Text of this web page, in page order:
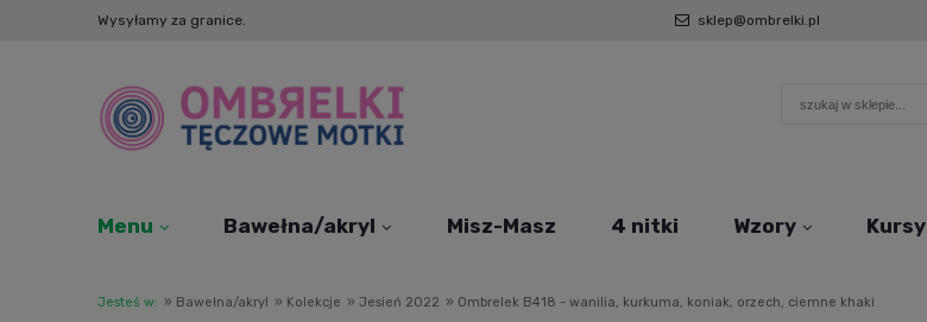
Wysyłamy za granice. sklep@ombrelki.pl
Menu Bawełna/akryl Misz-Masz 4 nitki Wzory Kursy
Jesteś w: » Bawełna/akryl » Kolekcje » Jesień 2022 » Ombrelek B418 - wanilia, kurkuma, koniak, orzech, ciemne khaki